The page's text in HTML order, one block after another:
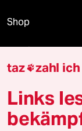
Shop
Fragen & Hilfe
taz zahl ich
Links